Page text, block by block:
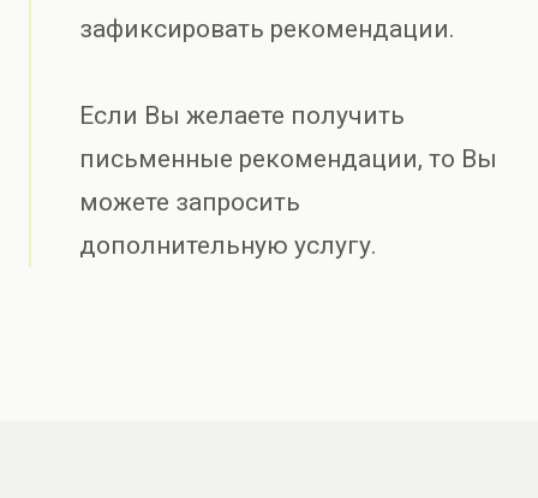
зафиксировать рекомендации.
Если Вы желаете получить
письменные рекомендации, то Вы
можете запросить
дополнительную услугу.